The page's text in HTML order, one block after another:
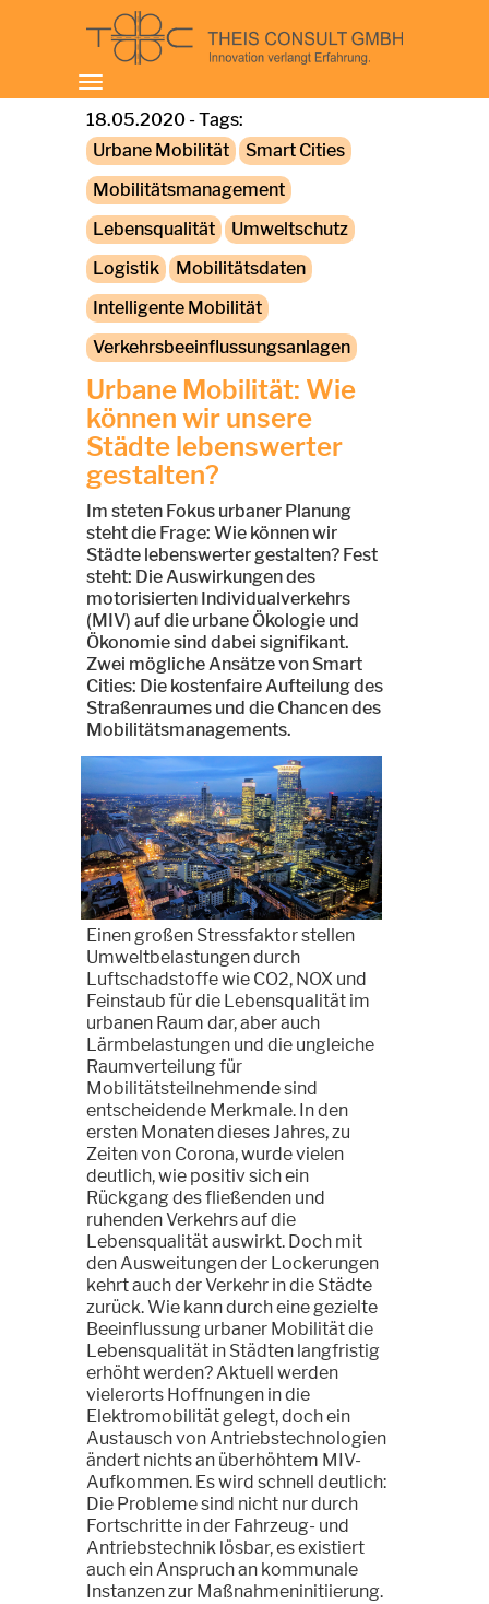
Toggle
navigation
18.05.2020 - Tags:
Urbane Mobilität
Smart Cities
Mobilitätsmanagement
Lebensqualität
Umweltschutz
Logistik
Mobilitätsdaten
Intelligente Mobilität
Verkehrsbeeinflussungsanlagen
Urbane Mobilität: Wie
können wir unsere
Städte lebenswerter
gestalten?
Im steten Fokus urbaner Planung
steht die Frage: Wie können wir
Städte lebenswerter gestalten? Fest
steht: Die Auswirkungen des
motorisierten Individualverkehrs
(MIV) auf die urbane Ökologie und
Ökonomie sind dabei signifikant.
Zwei mögliche Ansätze von Smart
Cities: Die kostenfaire Aufteilung des
Straßenraumes und die Chancen des
Mobilitätsmanagements.
Einen großen Stressfaktor stellen
Umweltbelastungen durch
Luftschadstoffe wie CO2, NOX und
Feinstaub für die Lebensqualität im
urbanen Raum dar, aber auch
Lärmbelastungen und die ungleiche
Raumverteilung für
Mobilitätsteilnehmende sind
entscheidende Merkmale. In den
ersten Monaten dieses Jahres, zu
Zeiten von Corona, wurde vielen
deutlich, wie positiv sich ein
Rückgang des fließenden und
ruhenden Verkehrs auf die
Lebensqualität auswirkt. Doch mit
den Ausweitungen der Lockerungen
kehrt auch der Verkehr in die Städte
zurück. Wie kann durch eine gezielte
Beeinflussung urbaner Mobilität die
Lebensqualität in Städten langfristig
erhöht werden? Aktuell werden
vielerorts Hoffnungen in die
Elektromobilität gelegt, doch ein
Austausch von Antriebstechnologien
ändert nichts an überhöhtem MIV-
Aufkommen. Es wird schnell deutlich:
Die Probleme sind nicht nur durch
Fortschritte in der Fahrzeug- und
Antriebstechnik lösbar, es existiert
auch ein Anspruch an kommunale
Instanzen zur Maßnahmeninitiierung.